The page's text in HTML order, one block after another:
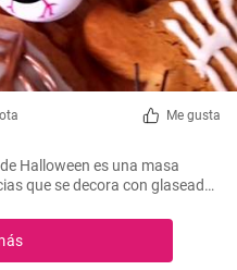
Me gusta
Halloween es una masa
que se decora con glaseado